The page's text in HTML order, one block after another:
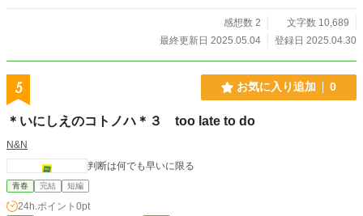
感想数 2
文字数 10,689
最終更新日 2025.05.04
登録日 2025.04.30
5 お気に入り追加 0
＊いにしえのコトノハ＊３ too late to do
N&N
判断は何でも早いに限る
青春 完結 短編
24h.ポイント 0pt